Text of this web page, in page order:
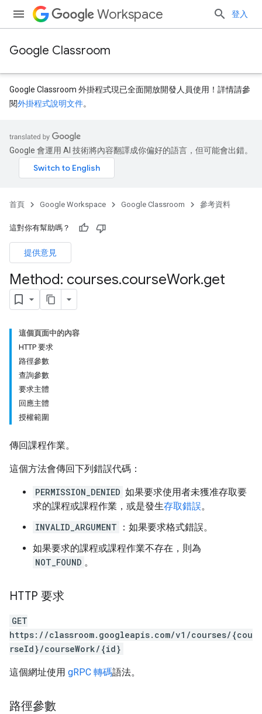
Workspace 登入
Google Classroom
Google Classroom 外掛程式現已全面開放開發人員使用！詳情請參
閱外掛程式說明文件。
Google 會運用 AI 技術將內容翻譯成你偏好的語言，但可能會出錯。
首頁 Google Workspace Google Classroom 參考資料
這對你有幫助嗎？
提供意見
Method: courses.courseWork.get
這個頁面中的內容
HTTP 要求
路徑參數
查詢參數
要求主體
回應主體
授權範圍
傳回課程作業。
這個方法會傳回下列錯誤代碼：
PERMISSION_DENIED 如果要求使用者未獲准存取要
求的課程或課程作業，或是發生存取錯誤。
INVALID_ARGUMENT
：如果要求格式錯誤。
如果要求的課程或課程作業不存在，則為
NOT_FOUND 。
HTTP 要求
GET
https://classroom.googleapis.com/v1/courses/{cou
rseId}/courseWork/{id}
這個網址使用 gRPC 轉碼語法。
路徑參數